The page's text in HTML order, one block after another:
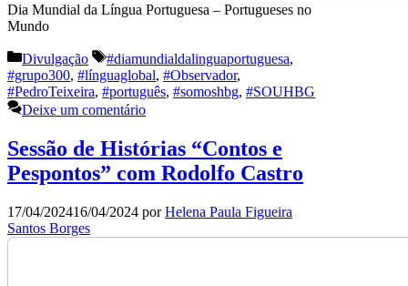
Dia Mundial da Língua Portuguesa – Portugueses no
Mundo
Categorias
Divulgação Etiquetas
#diamundialdalinguaportuguesa,
#grupo300, #línguaglobal, #Observador,
#PedroTeixeira, #português, #somoshbg, #SOUHBG
Deixe um comentário
Sessão de Histórias “Contos e
Pespontos” com Rodolfo Castro
17/04/202416/04/2024 porHelena Paula Figueira
Santos Borges